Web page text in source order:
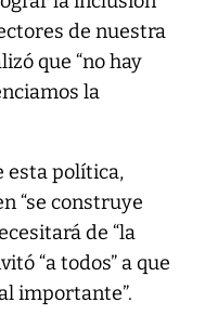
de nuestra
que “no hay
la
esta política,
“se construye
de “la
“a todos” a que
importante”.